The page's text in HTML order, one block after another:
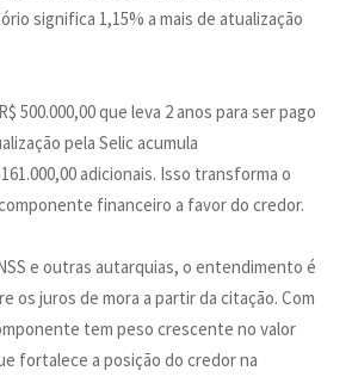
significa 1,15% a mais de atualização
500.000,00 que leva 2 anos para ser pago
pela Selic acumula
adicionais. Isso transforma o
financeiro a favor do credor.
e outras autarquias, o entendimento é
os juros de mora a partir da citação. Com
tem peso crescente no valor
fortalece a posição do credor na